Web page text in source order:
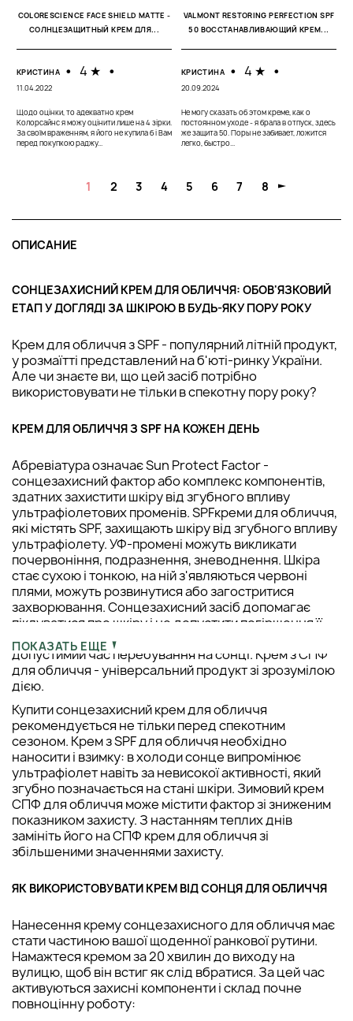
COLORESCIENCE FACE SHIELD MATTE -
СОЛНЦЕЗАЩИТНЫЙ КРЕМ ДЛЯ...
КРИСТИНА • 4 ★ •
11.04.2022
Щодо оцінки, то адекватно крем
Колорсайнс я можу оцінити лише на 4 зірки.
За своїм враженням, я його не купила б і Вам
перед покупкою раджу...
VALMONT RESTORING PERFECTION SPF
50 ВОССТАНАВЛИВАЮЩИЙ КРЕМ...
КРИСТИНА • 4 ★ •
20.09.2024
Не могу сказать об этом креме, как о
постоянном уходе - я брала в отпуск, здесь
же защита 50. Поры не забивает, ложится
легко, быстро...
1 2 3 4 5 6 7 8
ОПИСАНИЕ
СОНЦЕЗАХИСНИЙ КРЕМ ДЛЯ ОБЛИЧЧЯ: ОБОВ'ЯЗКОВИЙ
ЕТАП У ДОГЛЯДІ ЗА ШКІРОЮ В БУДЬ-ЯКУ ПОРУ РОКУ
Крем для обличчя з SPF - популярний літній продукт,
у розмаїтті представлений на б'юті-ринку України.
Але чи знаєте ви, що цей засіб потрібно
використовувати не тільки в спекотну пору року?
КРЕМ ДЛЯ ОБЛИЧЧЯ З SPF НА КОЖЕН ДЕНЬ
Абревіатура означає Sun Protect Factor -
сонцезахисний фактор або комплекс компонентів,
здатних захистити шкіру від згубного впливу
ультрафіолетових променів. SPFкреми для обличчя,
які містять SPF, захищають шкіру від згубного впливу
ультрафіолету. УФ-промені можуть викликати
почервоніння, подразнення, зневоднення. Шкіра
стає сухою і тонкою, на ній з'являються червоні
плями, можуть розвинутися або загостритися
захворювання. Сонцезахисний засіб допомагає
піклуватися про шкіру і не допустити погіршення її
стану. До того ж,
допустимий час перебування на сонці. Крем з СПФ
для обличчя - універсальний продукт зі зрозумілою
дією.
Купити сонцезахисний крем для обличчя
рекомендується не тільки перед спекотним
сезоном. Крем з SPF для обличчя необхідно
наносити і взимку: в холоди сонце випромінює
ультрафіолет навіть за невисокої активності, який
згубно позначається на стані шкіри. Зимовий крем
СПФ для обличчя може містити фактор зі зниженим
показником захисту. З настанням теплих днів
замініть його на СПФ крем для обличчя зі
збільшеними значеннями захисту.
ЯК ВИКОРИСТОВУВАТИ КРЕМ ВІД СОНЦЯ ДЛЯ ОБЛИЧЧЯ
Нанесення крему сонцезахисного для обличчя має
стати частиною вашої щоденної ранкової рутини.
Намажтеся кремом за 20 хвилин до виходу на
вулицю, щоб він встиг як слід вбратися. За цей час
активуються захисні компоненти і склад почне
повноцінну роботу:
ПОКАЗАТЬ ЕЩЕ